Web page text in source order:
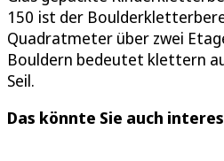
150 ist der
Quadratmeter über zwei
Bouldern bedeutet klettern
Seil.
Das könnte Sie auch